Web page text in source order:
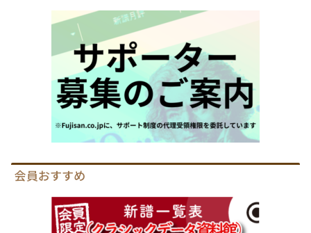
会員おすすめ